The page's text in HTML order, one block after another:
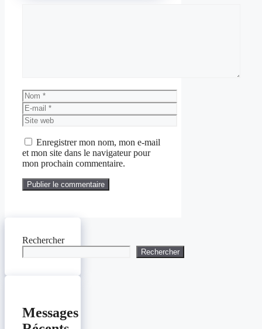
Nom
E-
mail
Site
web
Enregistrer mon nom, mon e-mail
et mon site dans le navigateur pour
mon prochain commentaire.
Rechercher
Rechercher
Messages